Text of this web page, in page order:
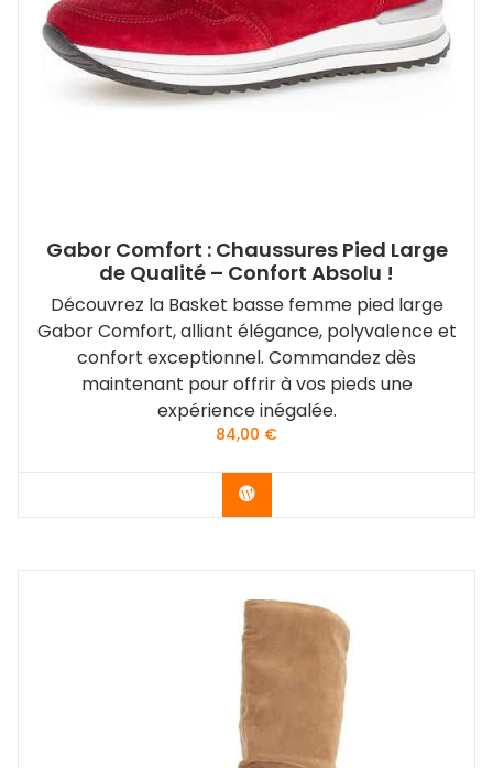
Gabor Comfort : Chaussures Pied Large
de Qualité – Confort Absolu !
Découvrez la Basket basse femme pied large
Gabor Comfort, alliant élégance, polyvalence et
confort exceptionnel. Commandez dès
maintenant pour offrir à vos pieds une
expérience inégalée.
84,00 €
Vérifier le dernier prix